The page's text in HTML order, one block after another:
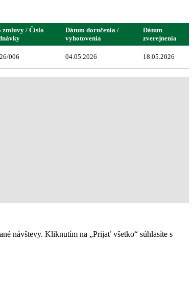
zmluvy / Číslo
Dátum doručenia /
vyhotovenia
Dátum
zverejnenia
006 04.05.2026 18.05.2026
návštevy. Kliknutím na „Prijať všetko“ súhlasíte s